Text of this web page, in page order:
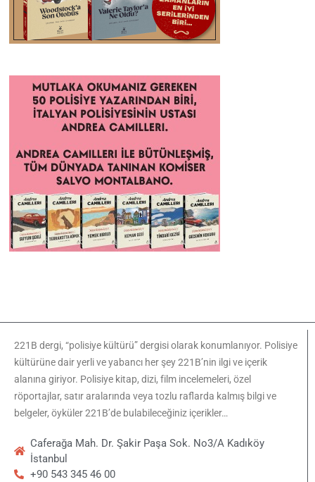
221B dergi, “polisiye kültürü” dergisi olarak konumlanıyor. Polisiye
kültürüne dair yerli ve yabancı her şey 221B’nin ilgi ve içerik
alanına giriyor. Polisiye kitap, dizi, film incelemeleri, özel
röportajlar, satır aralarında veya tozlu raflarda kalmış bilgi ve
belgeler, öyküler 221B’de bulabileceğiniz içerikler…
Caferağa Mah. Dr. Şakir Paşa Sok. No3/A Kadıköy
İstanbul
+90 543 345 46 00